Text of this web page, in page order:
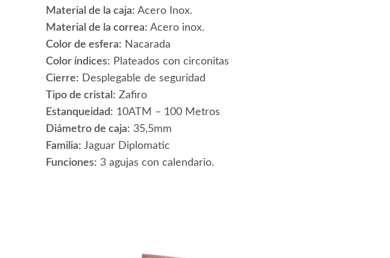
Material de la caja: Acero Inox.
Material de la correa: Acero inox.
Color de esfera: Nacarada
Color índices: Plateados con circonitas
Cierre: Desplegable de seguridad
Tipo de cristal: Zafiro
Estanqueidad: 10ATM – 100 Metros
Diámetro de caja: 35,5mm
Familia: Jaguar Diplomatic
Funciones: 3 agujas con calendario.